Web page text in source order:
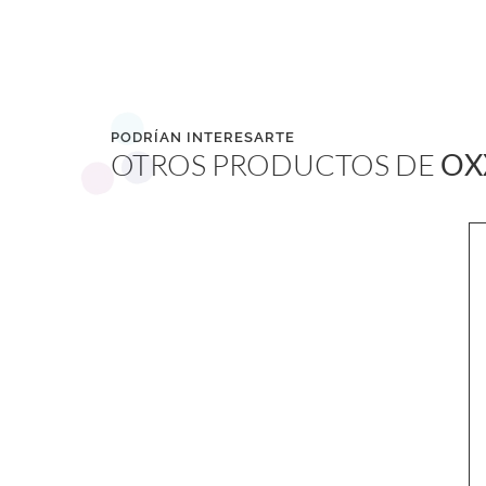
PODRÍAN INTERESARTE
OTROS PRODUCTOS DE